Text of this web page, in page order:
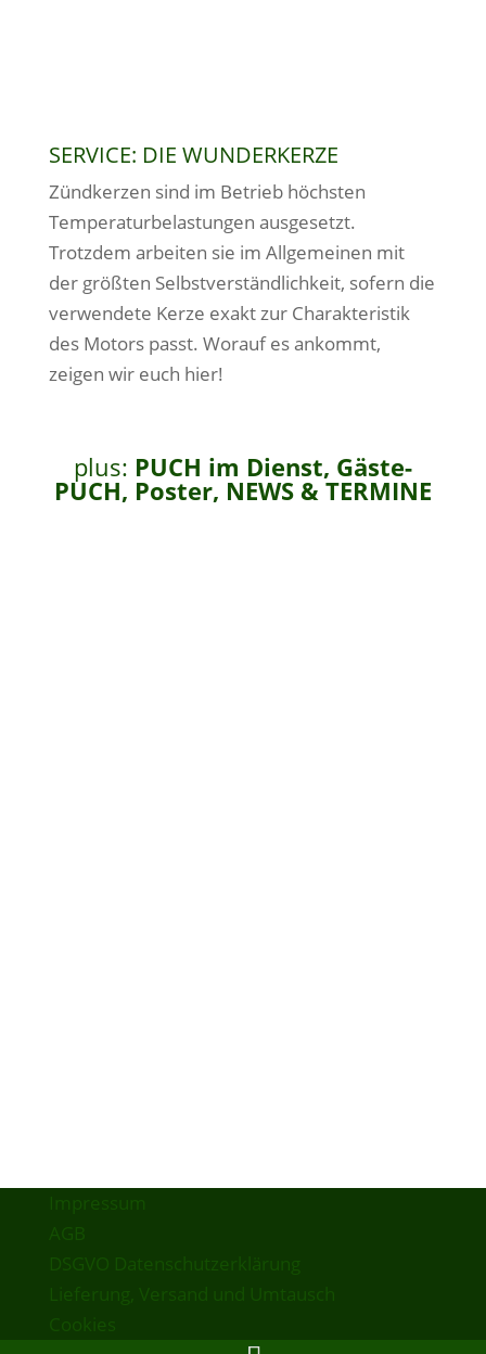
SERVICE: DIE WUNDERKERZE
Zündkerzen sind im Betrieb höchsten
Temperaturbelastungen ausgesetzt.
Trotzdem arbeiten sie im Allgemeinen mit
der größten Selbstverständlichkeit, sofern die
verwendete Kerze exakt zur Charakteristik
des Motors passt. Worauf es ankommt,
zeigen wir euch hier!
plus: PUCH im Dienst, Gäste-
PUCH, Poster, NEWS & TERMINE
Impressum
AGB
DSGVO Datenschutzerklärung
Lieferung, Versand und Umtausch
Cookies